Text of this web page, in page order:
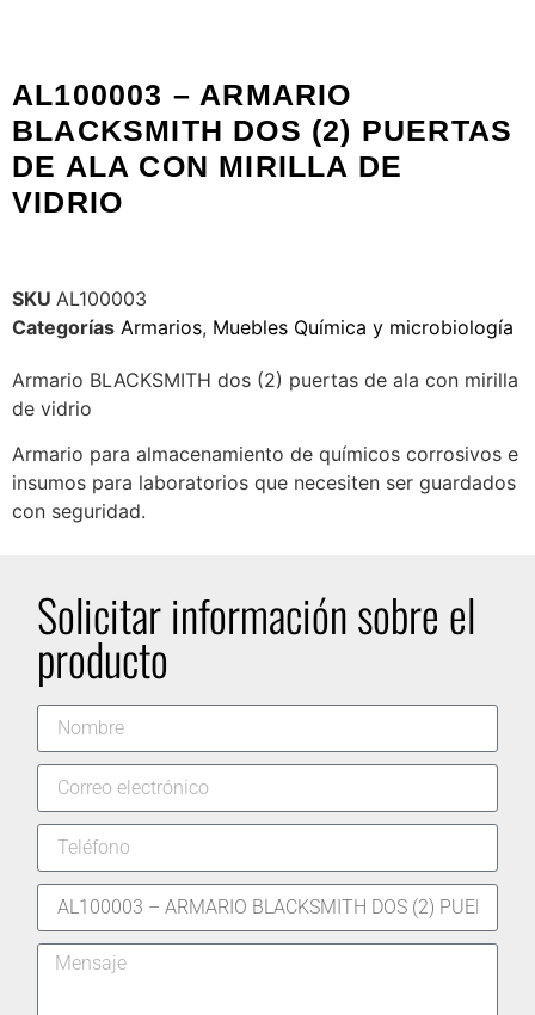
AL100003 – ARMARIO
BLACKSMITH DOS (2) PUERTAS
DE ALA CON MIRILLA DE
VIDRIO
SKU AL100003
Categorías Armarios, Muebles Química y microbiología
Armario BLACKSMITH dos (2) puertas de ala con mirilla
de vidrio
Armario para almacenamiento de químicos corrosivos e
insumos para laboratorios que necesiten ser guardados
con seguridad.
Solicitar información sobre el
producto